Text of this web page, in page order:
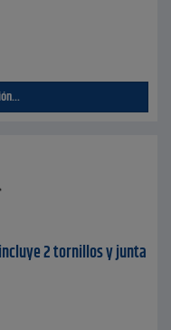
2 tornillos y junta